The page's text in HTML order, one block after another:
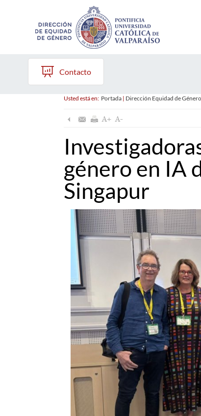
Contacto
Usted está en: Portada| Dirección Equidad de Género
género en IA
Singapur